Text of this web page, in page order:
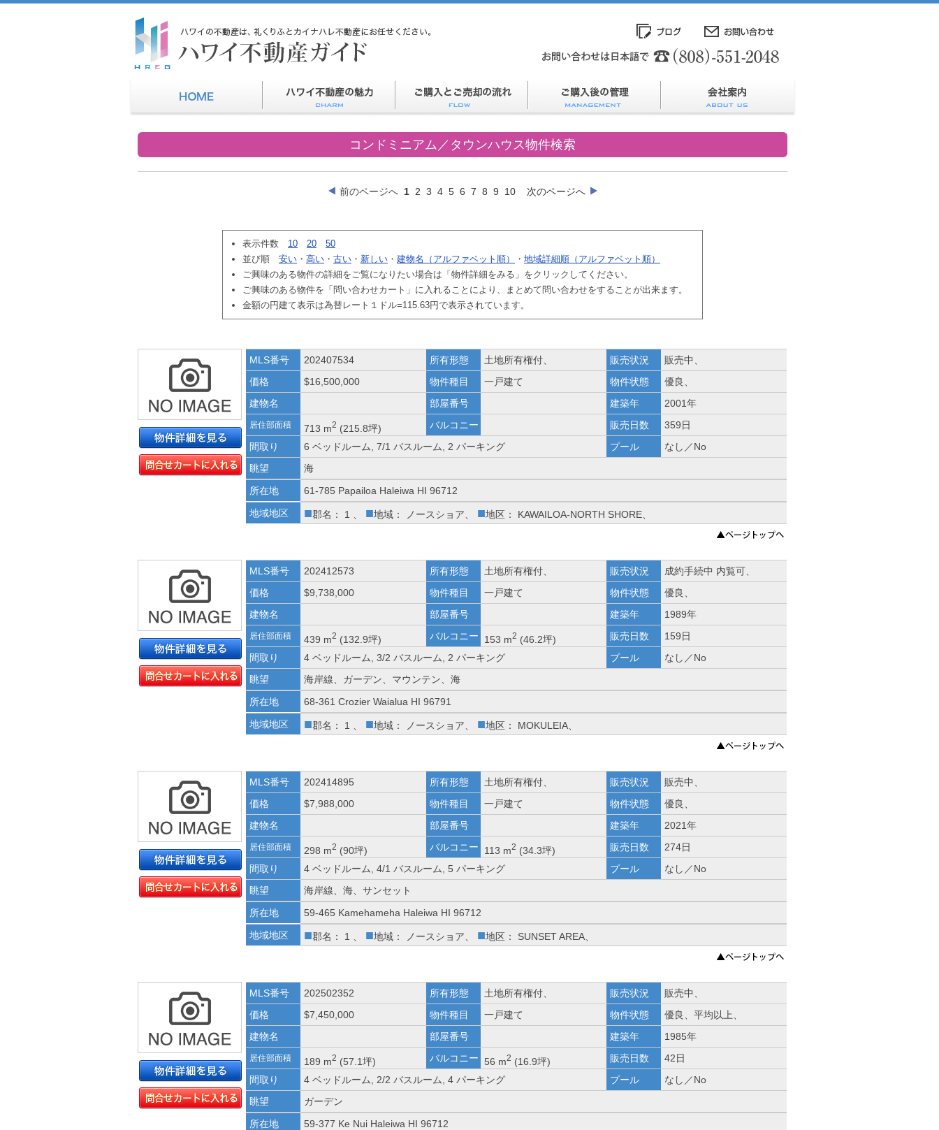
コンドミニアム／タウンハウス物件検索
前のページへ 1 2 3 4 5 6 7 8 9 10 次のページへ
表示件数 10 20
50
並び順 安い ・ 高い ・ 古い ・ 新しい ・ 建物名（アルファベット順） ・ 地域詳細順（アルファベット順）
ご興味のある物件の詳細をご覧になりたい場合は「物件詳細をみる」をクリックしてください。
ご興味のある物件を「問い合わせカート」に入れることにより、まとめて問い合わせをすることが出来ます。
金額の円建て表示は為替レート１ドル=115.63円で表示されています。
MLS番号 202407534 所有形態 土地所有権付、 販売状況
販売中、
価格
$16,500,000 物件種目 一戸建て 物件状態
優良、
建物名
部屋番号 建築年 2001年
居住部面積 713 m2 (215.8坪) バルコニー 販売日数
359日
間取り
6 ベッドルーム, 7/1 バスルーム, 2 パーキング プール
なし／No
眺望
海
所在地
61-785 Papailoa Haleiwa HI 96712
地域地区
■郡名： 1 、 ■地域： ノースショア、 ■地区： KAWAILOA-NORTH SHORE、
MLS番号 202412573 所有形態 土地所有権付、 販売状況
成約手続中 内覧可、
価格
$9,738,000 物件種目 一戸建て 物件状態
優良、
建物名
部屋番号 建築年 1989年
居住部面積 439 m2 (132.9坪) バルコニー 153 m2 (46.2坪) 販売日数
159日
間取り
4 ベッドルーム, 3/2 バスルーム, 2 パーキング プール
なし／No
眺望
海岸線、ガーデン、マウンテン、海
所在地
68-361 Crozier Waialua HI 96791
地域地区
■郡名： 1 、 ■地域： ノースショア、 ■地区： MOKULEIA、
MLS番号 202414895 所有形態 土地所有権付、 販売状況
販売中、
価格
$7,988,000 物件種目 一戸建て 物件状態
優良、
建物名
部屋番号 建築年 2021年
居住部面積 298 m2 (90坪) バルコニー 113 m2 (34.3坪) 販売日数
274日
間取り
4 ベッドルーム, 4/1 バスルーム, 5 パーキング プール
なし／No
眺望
海岸線、海、サンセット
所在地
59-465 Kamehameha Haleiwa HI 96712
地域地区
■郡名： 1 、 ■地域： ノースショア、 ■地区： SUNSET AREA、
MLS番号 202502352 所有形態 土地所有権付、 販売状況
販売中、
価格
$7,450,000 物件種目 一戸建て 物件状態
優良、平均以上、
建物名
部屋番号 建築年 1985年
居住部面積 189 m2 (57.1坪) バルコニー 56 m2 (16.9坪) 販売日数
42日
間取り
4 ベッドルーム, 2/2 バスルーム, 4 パーキング プール
なし／No
眺望
ガーデン
所在地
59-377 Ke Nui Haleiwa HI 96712